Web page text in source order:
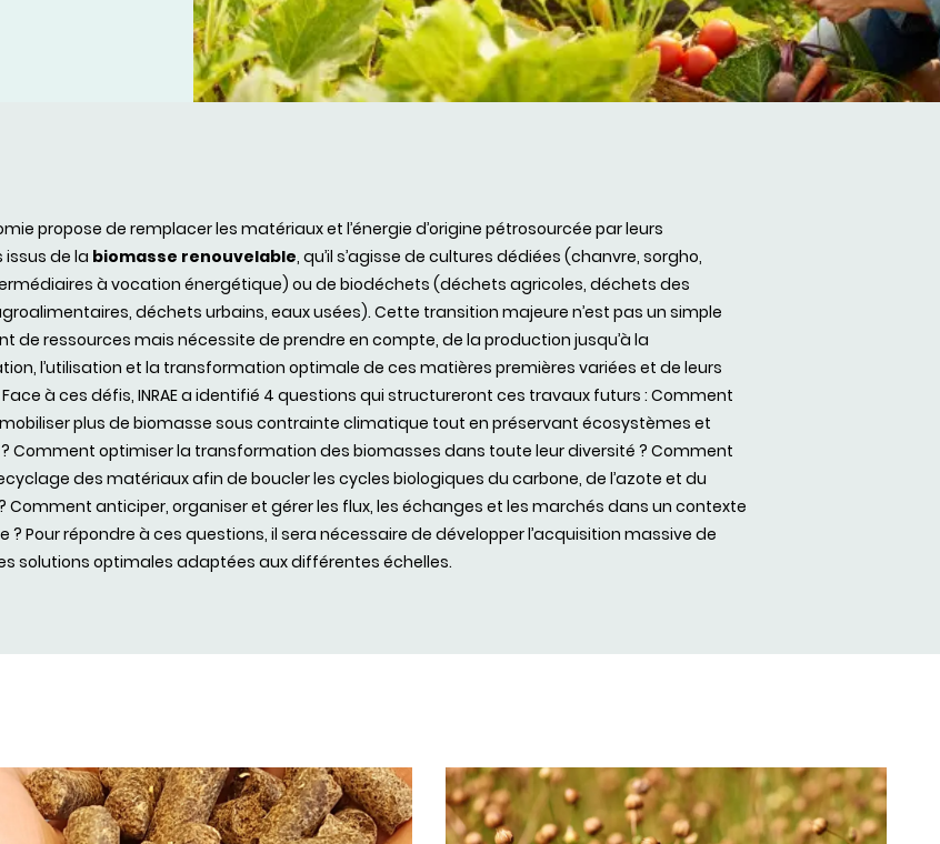
propose de remplacer les matériaux et l’énergie d’origine pétrosourcée par leurs
de la biomasse renouvelable, qu’il s’agisse de cultures dédiées (chanvre, sorgho,
à vocation énergétique) ou de biodéchets (déchets agricoles, déchets des
déchets urbains, eaux usées). Cette transition majeure n’est pas un simple
de ressources mais nécessite de prendre en compte, de la production jusqu’à la
l’utilisation et la transformation optimale de ces matières premières variées et de leurs
à ces défis, INRAE a identifié 4 questions qui structureront ces travaux futurs : Comment
plus de biomasse sous contrainte climatique tout en préservant écosystèmes et
Comment optimiser la transformation des biomasses dans toute leur diversité ? Comment
des matériaux afin de boucler les cycles biologiques du carbone, de l’azote et du
Comment anticiper, organiser et gérer les flux, les échanges et les marchés dans un contexte
? Pour répondre à ces questions, il sera nécessaire de développer l’acquisition massive de
solutions optimales adaptées aux différentes échelles.